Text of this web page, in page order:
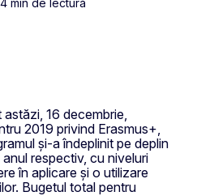
16 decembrie,
2019 privind Erasmus+,
și-a îndeplinit pe deplin
respectiv, cu niveluri
în aplicare și o utilizare
Bugetul total pentru